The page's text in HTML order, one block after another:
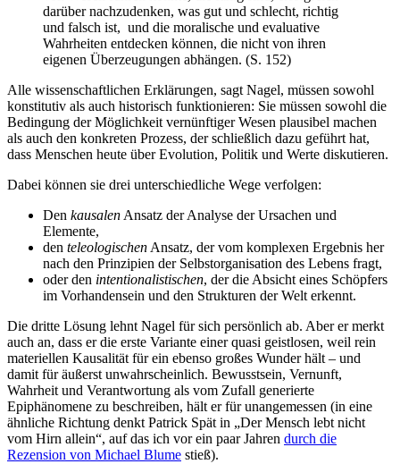
darüber nachzudenken, was gut und schlecht, richtig
und falsch ist, und die moralische und evaluative
Wahrheiten entdecken können, die nicht von ihren
eigenen Überzeugungen abhängen. (S. 152)
Alle wissenschaftlichen Erklärungen, sagt Nagel, müssen sowohl
konstitutiv als auch historisch funktionieren: Sie müssen sowohl die
Bedingung der Möglichkeit vernünftiger Wesen plausibel machen
als auch den konkreten Prozess, der schließlich dazu geführt hat,
dass Menschen heute über Evolution, Politik und Werte diskutieren.
Dabei können sie drei unterschiedliche Wege verfolgen:
Den kausalen Ansatz der Analyse der Ursachen und
Elemente,
den teleologischen Ansatz, der vom komplexen Ergebnis her
nach den Prinzipien der Selbstorganisation des Lebens fragt,
oder den intentionalistischen, der die Absicht eines Schöpfers
im Vorhandensein und den Strukturen der Welt erkennt.
Die dritte Lösung lehnt Nagel für sich persönlich ab. Aber er merkt
auch an, dass er die erste Variante einer quasi geistlosen, weil rein
materiellen Kausalität für ein ebenso großes Wunder hält – und
damit für äußerst unwahrscheinlich. Bewusstsein, Vernunft,
Wahrheit und Verantwortung als vom Zufall generierte
Epiphänomene zu beschreiben, hält er für unangemessen (in eine
ähnliche Richtung denkt Patrick Spät in „Der Mensch lebt nicht
vom Hirn allein“, auf das ich vor ein paar Jahren durch die
Rezension von Michael Blume stieß).